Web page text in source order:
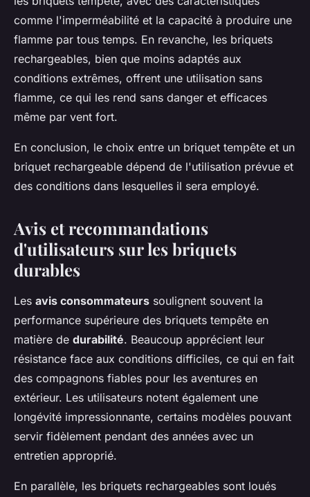
comme l'imperméabilité et la capacité à produire une
flamme par tous temps. En revanche, les briquets
rechargeables, bien que moins adaptés aux
conditions extrêmes, offrent une utilisation sans
flamme, ce qui les rend sans danger et efficaces
même par vent fort.
En conclusion, le choix entre un briquet tempête et un
briquet rechargeable dépend de l'utilisation prévue et
des conditions dans lesquelles il sera employé.
Avis et recommandations
d'utilisateurs sur les briquets
durables
Les avis consommateurs soulignent souvent la
performance supérieure des briquets tempête en
matière de durabilité. Beaucoup apprécient leur
résistance face aux conditions difficiles, ce qui en fait
des compagnons fiables pour les aventures en
extérieur. Les utilisateurs notent également une
longévité impressionnante, certains modèles pouvant
servir fidèlement pendant des années avec un
entretien approprié.
En parallèle, les briquets rechargeables sont loués